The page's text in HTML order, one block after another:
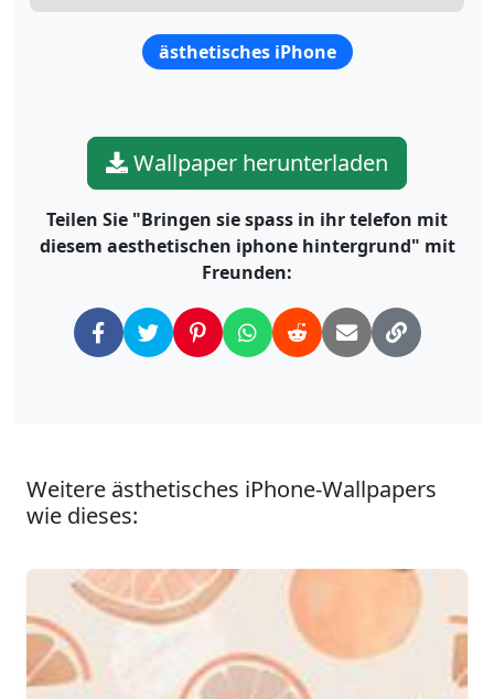
ästhetisches iPhone
Wallpaper herunterladen
Teilen Sie "Bringen sie spass in ihr telefon mit
diesem aesthetischen iphone hintergrund" mit
Freunden:
Weitere ästhetisches iPhone-Wallpapers
wie dieses: